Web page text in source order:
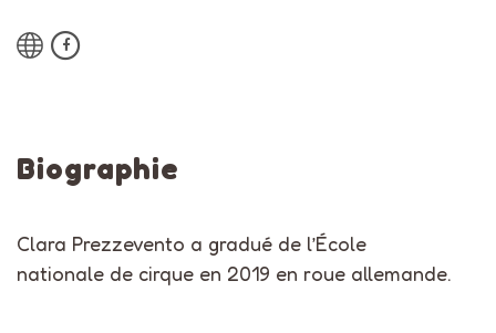
Biographie
Clara Prezzevento a gradué de l’École
nationale de cirque en 2019 en roue allemande.